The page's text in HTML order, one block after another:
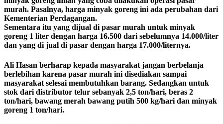
murah. Pasalnya, harga minyak goreng ini ada perubahan dari
Kementerian Perdagangan.
Sementara itu yang dijual di pasar murah untuk minyak
goreng 1 liter dengan harga 16.500 dari sebelumnya 14.000/liter
dan yang di jual di pasar dengan harga 17.000/liternya.
Ali Hasan berharap kepada masyarakat jangan berbelanja
berlebihan karena pasar murah ini disediakan sampai
masyarakat selesai membutuhkan barang. Sedangkan untuk
stok dari distributor telur sebanyak 2,5 ton/hari, beras 2
ton/hari, bawang merah bawang putih 500 kg/hari dan minyak
goreng 1 ton/hari.